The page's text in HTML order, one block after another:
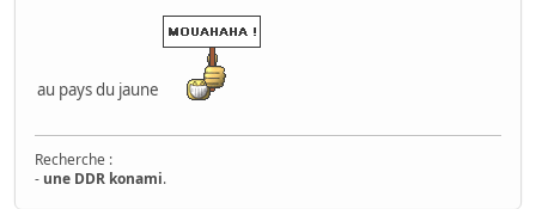
au pays du jaune
Recherche :
- une DDR konami.